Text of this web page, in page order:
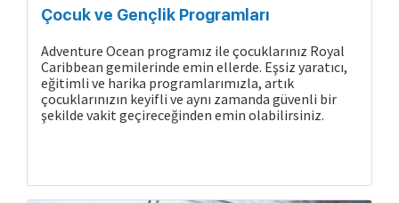
Gemide Yaşam
Çocuk ve Gençlik Programları
Adventure Ocean programız ile çocuklarınız Royal
Caribbean gemilerinde emin ellerde. Eşsiz yaratıcı,
eğitimli ve harika programlarımızla, artık
çocuklarınızın keyifli ve aynı zamanda güvenli bir
şekilde vakit geçireceğinden emin olabilirsiniz.